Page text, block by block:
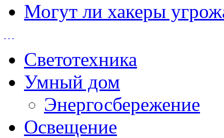
Могут ли хакеры
Светотехника
Умный дом
Энергосбережение
Освещение